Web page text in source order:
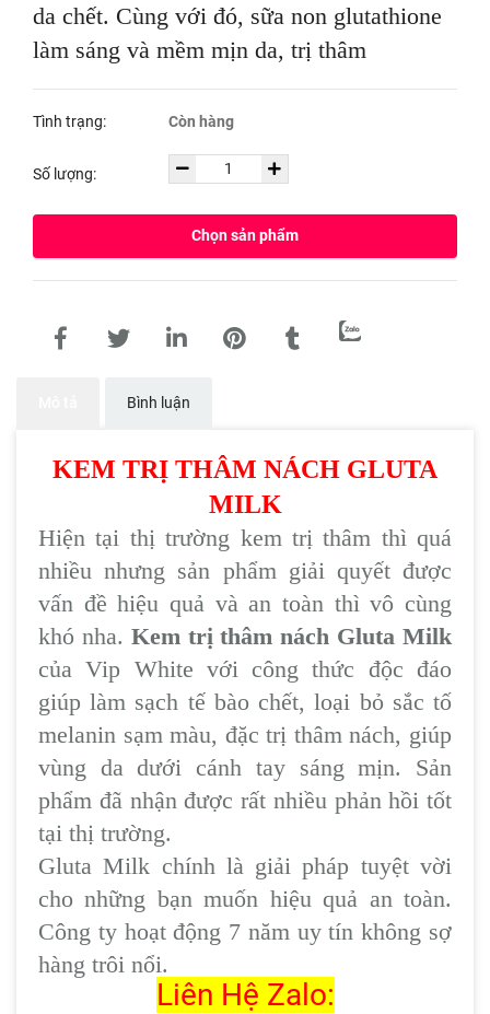
da chết. Cùng với đó, sữa non glutathione
làm sáng và mềm mịn da, trị thâm
Tình trạng: Còn hàng
Số lượng:
Chọn sản phẩm
Bình luận
KEM TRỊ THÂM NÁCH GLUTA
MILK
Hiện tại thị trường kem trị thâm thì quá
nhiều nhưng sản phẩm giải quyết được
vấn đề hiệu quả và an toàn thì vô cùng
khó nha. Kem trị thâm nách Gluta Milk
của Vip White với công thức độc đáo
giúp làm sạch tế bào chết, loại bỏ sắc tố
melanin sạm màu, đặc trị thâm nách, giúp
vùng da dưới cánh tay sáng mịn. Sản
phẩm đã nhận được rất nhiều phản hồi tốt
tại thị trường.
Gluta Milk chính là giải pháp tuyệt vời
cho những bạn muốn hiệu quả an toàn.
Công ty hoạt động 7 năm uy tín không sợ
hàng trôi nổi.
Liên Hệ Zalo: